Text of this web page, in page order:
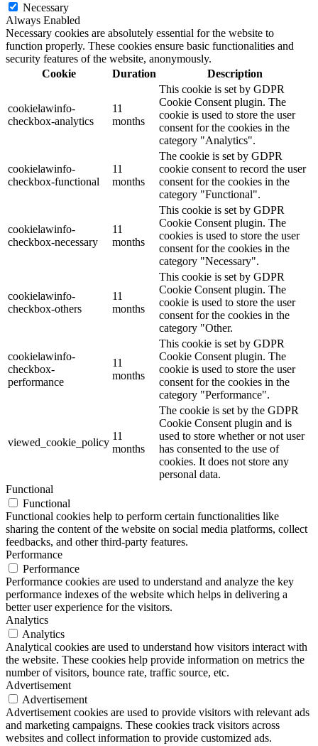
Necessary
Always Enabled
Necessary cookies are absolutely essential for the website to
function properly. These cookies ensure basic functionalities and
security features of the website, anonymously.
Cookie
Duration Description
cookielawinfo-
checkbox-analytics
11
months
This cookie is set by GDPR
Cookie Consent plugin. The
cookie is used to store the user
consent for the cookies in the
category "Analytics".
cookielawinfo-
checkbox-functional
11
months
The cookie is set by GDPR
cookie consent to record the user
consent for the cookies in the
category "Functional".
cookielawinfo-
checkbox-necessary
11
months
This cookie is set by GDPR
Cookie Consent plugin. The
cookies is used to store the user
consent for the cookies in the
category "Necessary".
cookielawinfo-
checkbox-others
11
months
This cookie is set by GDPR
Cookie Consent plugin. The
cookie is used to store the user
consent for the cookies in the
category "Other.
cookielawinfo-
checkbox-
performance
11
months
This cookie is set by GDPR
Cookie Consent plugin. The
cookie is used to store the user
consent for the cookies in the
category "Performance".
viewed_cookie_policy
11
months
The cookie is set by the GDPR
Cookie Consent plugin and is
used to store whether or not user
has consented to the use of
cookies. It does not store any
personal data.
Functional
Functional
Functional cookies help to perform certain functionalities like
sharing the content of the website on social media platforms, collect
feedbacks, and other third-party features.
Performance
Performance
Performance cookies are used to understand and analyze the key
performance indexes of the website which helps in delivering a
better user experience for the visitors.
Analytics
Analytics
Analytical cookies are used to understand how visitors interact with
the website. These cookies help provide information on metrics the
number of visitors, bounce rate, traffic source, etc.
Advertisement
Advertisement
Advertisement cookies are used to provide visitors with relevant ads
and marketing campaigns. These cookies track visitors across
websites and collect information to provide customized ads.